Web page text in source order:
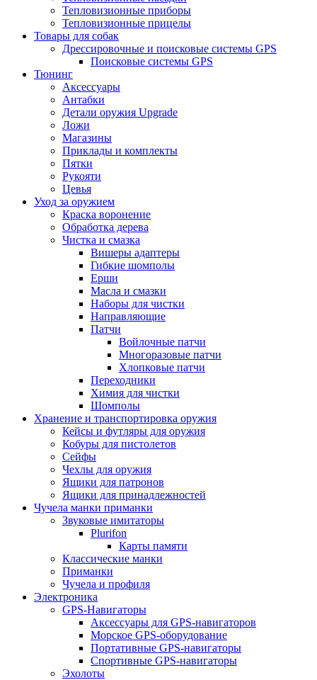
Тепловизионные приборы
Тепловизионные прицелы
Товары для собак
Дрессировочные и поисковые системы GPS
Поисковые системы GPS
Тюнинг
Аксессуары
Антабки
Детали оружия Upgrade
Ложи
Магазины
Приклады и комплекты
Пятки
Рукояти
Цевья
Уход за оружием
Краска воронение
Обработка дерева
Чистка и смазка
Вишеры адаптеры
Гибкие шомполы
Ерши
Масла и смазки
Наборы для чистки
Направляющие
Патчи
Войлочные патчи
Многоразовые патчи
Хлопковые патчи
Переходники
Химия для чистки
Шомполы
Хранение и транспортировка оружия
Кейсы и футляры для оружия
Кобуры для пистолетов
Сейфы
Чехлы для оружия
Ящики для патронов
Ящики для принадлежностей
Чучела манки приманки
Звуковые имитаторы
Plurifon
Карты памяти
Классические манки
Приманки
Чучела и профиля
Электроника
GPS-Навигаторы
Аксессуары для GPS-навигаторов
Морское GPS-оборудование
Портативные GPS-навигаторы
Спортивные GPS-навигаторы
Эхолоты